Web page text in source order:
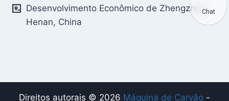
Desenvolvimento Econômico de Zhengzhou,
Henan, China
Direitos autorais © 2026 Máquina de Carvão -
Chat